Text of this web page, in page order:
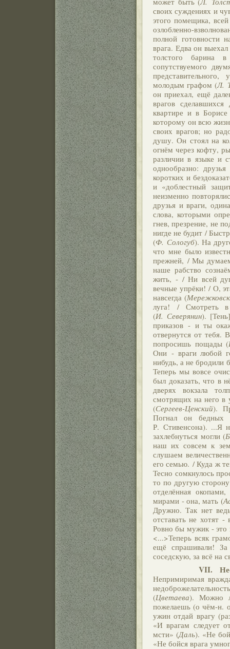
своих суждениях и
этого помещика,
озлобленно-
полной готовности
врага. Едва он
толстого барина
сопутствуемого
молодым графом (Л.
он приехал, ещё
врагов
квартире и в
которому он всю
своих врагов; но
душу. Он стоял на
огнём через кофту,
различии в языке и
однообразно:
коротких и
и «доблестный
неизменно
друзья и враги,
слова, которыми
гнев, презрение, не
нигде не будит /
(Ф. Сологуб). На
что мне было
прежней, / Мы
наше рабство
жить, - / Ни всей
вечные упрёки! / О,
навсегда (
луга! / Смотреть
(И. Северянин).
приказов - и ты
отвернутся от тебя.
попросишь пощады (
Они - враги любой
нибудь, а не
Теперь мы вовсе
был доказать, что в
дверях вокзала
смотрящих на него в
(Сергеев-Ценский).
Погнал он бедных
Р. Стивенсона). ...Я
захлебнуться могли (
наш их совсем к
слушаем
его семью. / Куда ж
Тесно сомкнулось
то по другую
отделённая
мирами - она, мать (
Дружно. Так нет
отставать не хотят
Ровно бы мужик - это
<...>Теперь всяк
ещё спрашивали!
соседскую, за всё на
VII.
Непримиримая
(Цветаева). Можно
пожелаешь (о чём-н.
ужин отдай врагу
«И врагам следует
мсти» (Даль). «Не
«Не бойся врага